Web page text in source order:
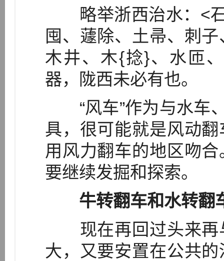
略举浙西治水：<石
囤、蘧除、土帚、刺
木井、木{捻}、水匝
器，陇西未必有也。
“风车”作为与水车、
具，很可能就是风动
用风力翻车的地区吻
要继续发掘和探索。
牛转翻车和水转翻
现在再回过头来再
大，又要安置在公共